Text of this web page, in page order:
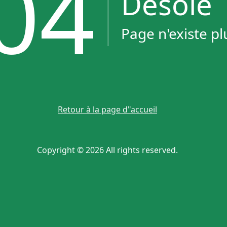
Page n'existe
Retour à la page d"accueil
Copyright © 2026 All rights reserved.